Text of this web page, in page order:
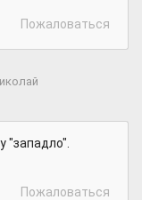
Пожаловаться
"западло".
Пожаловаться